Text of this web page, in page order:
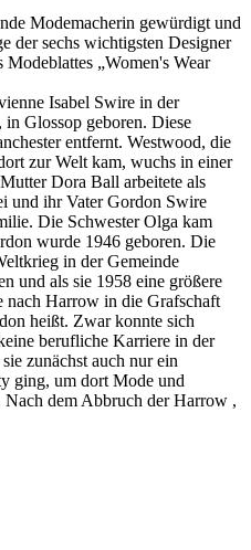
Modemacherin gewürdigt und
der sechs wichtigsten Designer
Modeblattes „Women's Wear
Isabel Swire in der
Glossop geboren. Diese
entfernt. Westwood, die
zur Welt kam, wuchs in einer
Dora Ball arbeitete als
und ihr Vater Gordon Swire
Die Schwester Olga kam
wurde 1946 geboren. Die
in der Gemeinde
und als sie 1958 eine größere
nach Harrow in die Grafschaft
heißt. Zwar konnte sich
berufliche Karriere in der
zunächst auch nur ein
ging, um dort Mode und
Nach dem Abbruch der Harrow ,